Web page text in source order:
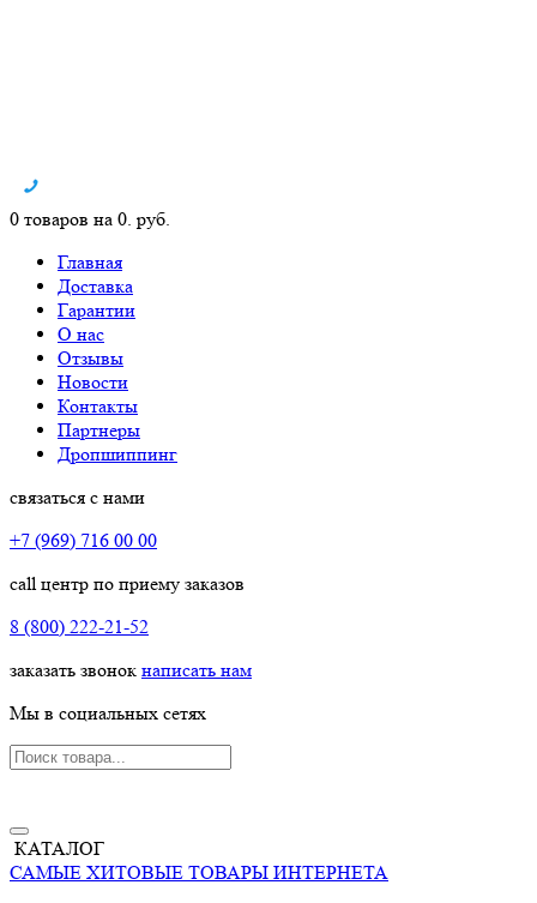
0 товаров на 0. руб.
Главная
Доставка
Гарантии
О нас
Отзывы
Новости
Контакты
Партнеры
Дропшиппинг
связаться с нами
+7 (969) 716 00 00
call центр по приему заказов
8 (800) 222-21-52
заказать звонок написать нам
Мы в социальных сетях
КАТАЛОГ
САМЫЕ ХИТОВЫЕ ТОВАРЫ ИНТЕРНЕТА